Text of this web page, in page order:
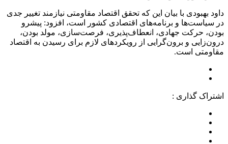
داود بهبودی با بیان این که تحقق اقتصاد مقاومتی نیازمند تغییر جدی
در سیاست‌ها و برنامه‌های اقتصادی کشور است، افزود: پیشرو
بودن، حرکت جهادی، انعطاف‌پذیری، فرصت‌سازی، مولد بودن،
درون‌زایی و برون‌گرایی از رویکردهای لازم برای رسیدن به اقتصاد
مقاومتی است.
اشتراک گذاری :